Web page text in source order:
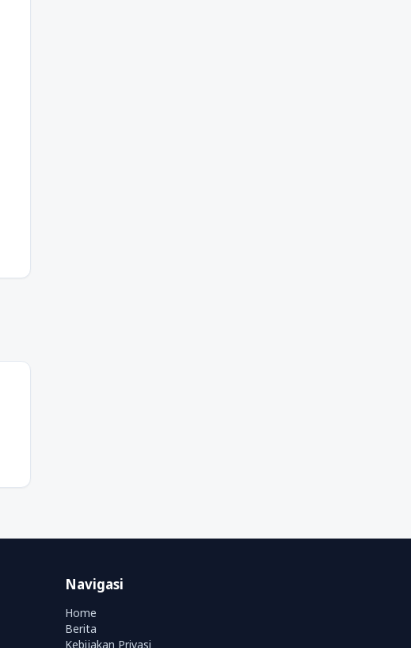
Navigasi
Home
Berita
Kebijakan Privasi